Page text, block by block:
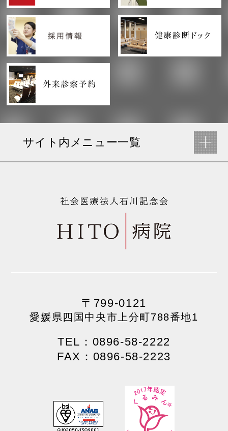
サイト内メニュー一覧
〒799-0121
愛媛県四国中央市上分町788番地1
TEL：0896-58-2222
FAX：0896-58-2223